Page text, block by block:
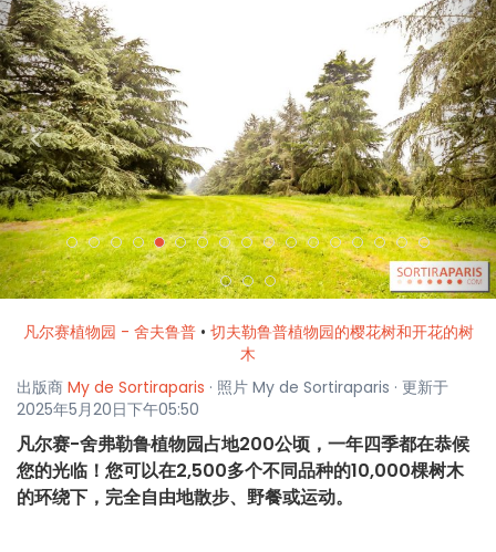
< >
凡尔赛植物园 - 舍夫鲁普• 切夫勒鲁普植物园的樱花树和开花的树
木
出版商 My de Sortiraparis · 照片 My de Sortiraparis · 更新于
2025年5月20日下午05:50
凡尔赛-舍弗勒鲁植物园占地200公顷，一年四季都在恭候
您的光临！您可以在2,500多个不同品种的10,000棵树木
的环绕下，完全自由地散步、野餐或运动。